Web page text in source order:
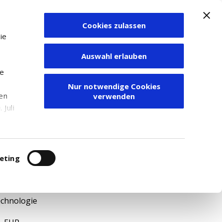
Juli
Cookies zulassen
Auswahl erlauben
Nur notwendige Cookies
verwenden
Zum Depot